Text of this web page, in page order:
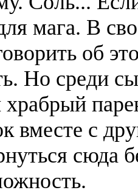
мага. В
об
Но среди
вместе с
сюда